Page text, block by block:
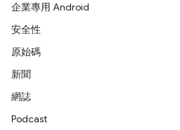
企業專用 Android
安全性
原始碼
新聞
網誌
Podcast